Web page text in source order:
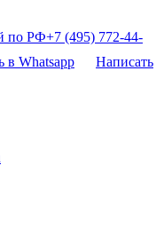
по РФ+7 (495) 772-44-
в Whatsapp
Написать